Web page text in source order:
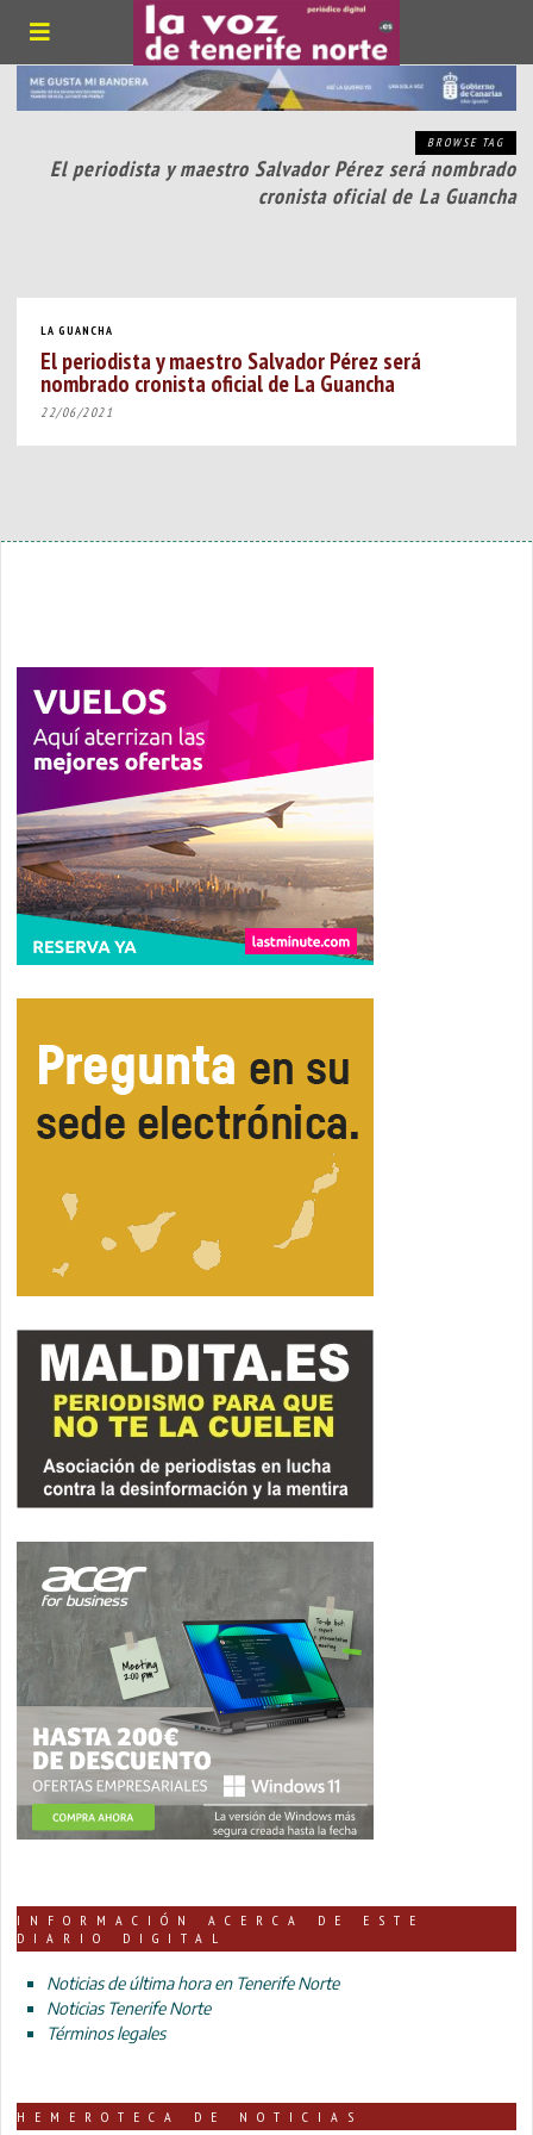
BROWSE TAG
El periodista y maestro Salvador Pérez será nombrado
cronista oficial de La Guancha
LA GUANCHA
El periodista y maestro Salvador Pérez será
nombrado cronista oficial de La Guancha
22/06/2021
INFORMACIÓN ACERCA DE ESTE
DIARIO DIGITAL
Noticias de última hora en Tenerife Norte
Noticias Tenerife Norte
Términos legales
HEMEROTECA DE NOTICIAS